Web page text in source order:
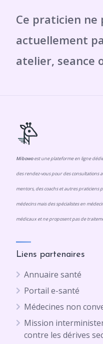
Mibowoest une plateforme en ligne
des rendez-vous pour des consultations
mentors, des coachs et autres praticiens
médecins mais des spécialistes en
médicaux et ne proposent pas de
Liens partenaires
Annuaire santé
Portail e-santé
Médecines non
Mission
contre les dérives